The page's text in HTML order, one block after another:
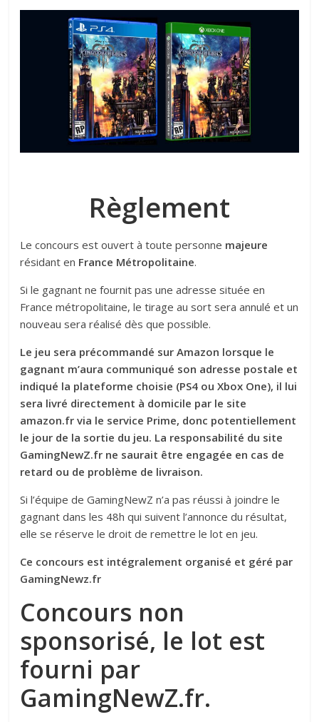
Règlement
Le concours est ouvert à toute personne majeure
résidant en France Métropolitaine.
Si le gagnant ne fournit pas une adresse située en
France métropolitaine, le tirage au sort sera annulé et un
nouveau sera réalisé dès que possible.
Le jeu sera précommandé sur Amazon lorsque le
gagnant m’aura communiqué son adresse postale et
indiqué la plateforme choisie (PS4 ou Xbox One), il lui
sera livré directement à domicile par le site
amazon.fr via le service Prime, donc potentiellement
le jour de la sortie du jeu. La responsabilité du site
GamingNewZ.fr ne saurait être engagée en cas de
retard ou de problème de livraison.
Si l’équipe de GamingNewZ n’a pas réussi à joindre le
gagnant dans les 48h qui suivent l’annonce du résultat,
elle se réserve le droit de remettre le lot en jeu.
Ce concours est intégralement organisé et géré par
GamingNewz.fr
Concours non
sponsorisé, le lot est
fourni par
GamingNewZ.fr.